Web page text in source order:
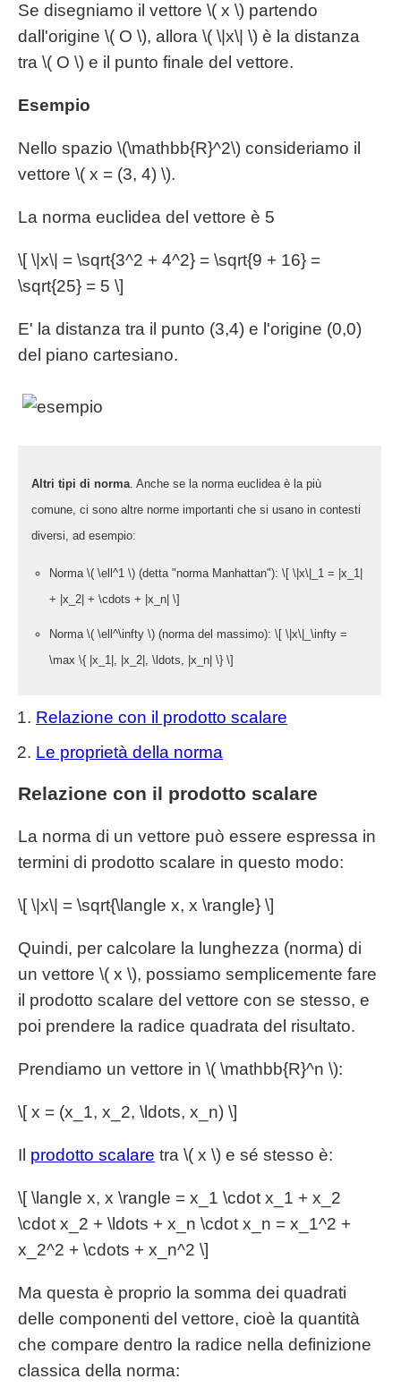
Se disegniamo il vettore \( x \) partendo
dall'origine \( O \), allora \( \|x\| \) è la distanza
tra \( O \) e il punto finale del vettore.
Esempio
Nello spazio \(\mathbb{R}^2\) consideriamo il
vettore \( x = (3, 4) \).
La norma euclidea del vettore è 5
\[ \|x\| = \sqrt{3^2 + 4^2} = \sqrt{9 + 16} =
\sqrt{25} = 5 \]
E' la distanza tra il punto (3,4) e l'origine (0,0)
del piano cartesiano.
Altri tipi di norma. Anche se la norma euclidea è la più
comune, ci sono altre norme importanti che si usano in contesti
diversi, ad esempio:
Norma \( \ell^1 \) (detta "norma Manhattan"): \[ \|x\|_1 = |x_1|
+ |x_2| + \cdots + |x_n| \]
Norma \( \ell^\infty \) (norma del massimo): \[ \|x\|_\infty =
\max \{ |x_1|, |x_2|, \ldots, |x_n| \} \]
Relazione con il prodotto scalare
Le proprietà della norma
Relazione con il prodotto scalare
La norma di un vettore può essere espressa in
termini di prodotto scalare in questo modo:
\[ \|x\| = \sqrt{\langle x, x \rangle} \]
Quindi, per calcolare la lunghezza (norma) di
un vettore \( x \), possiamo semplicemente fare
il prodotto scalare del vettore con se stesso, e
poi prendere la radice quadrata del risultato.
Prendiamo un vettore in \( \mathbb{R}^n \):
\[ x = (x_1, x_2, \ldots, x_n) \]
Il prodotto scalare tra \( x \) e sé stesso è:
\[ \langle x, x \rangle = x_1 \cdot x_1 + x_2
\cdot x_2 + \ldots + x_n \cdot x_n = x_1^2 +
x_2^2 + \cdots + x_n^2 \]
Ma questa è proprio la somma dei quadrati
delle componenti del vettore, cioè la quantità
che compare dentro la radice nella definizione
classica della norma: